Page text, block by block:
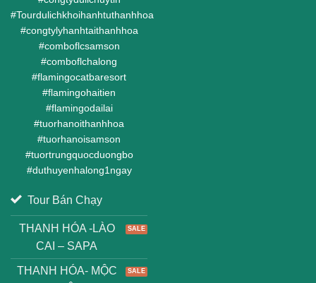
#Tourdulichkhoihanhtuthanhhoa
#congtylyhanhtaithanhhoa
#comboflcsamson
#comboflchalong
#flamingocatbaresort
#flamingohaitien
#flamingodailai
#tuorhanoithanhhoa
#tuorhanoisamson
#tuortrungquocduongbo
#duthuyenhalong1ngay
Tour Bán Chạy
THANH HÓA -LÀO
CAI – SAPA
THANH HÓA- MỘC